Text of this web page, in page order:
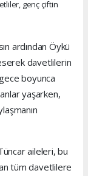
genç çiftin
ardından Öykü
davetlilerin
boyunca
yaşarken,
aileleri, bu
tüm davetlilere